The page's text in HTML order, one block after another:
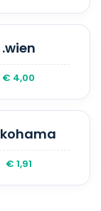
.wien
€ 4,00
€ 1,91